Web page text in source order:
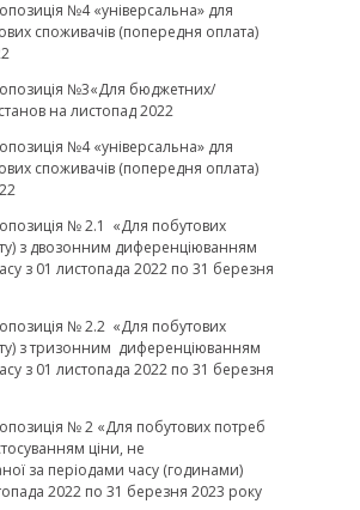
№4 «універсальна» для
споживачів (попередня оплата)
№3«Для бюджетних/
на листопад 2022
№4 «універсальна» для
споживачів (попередня оплата)
№ 2.1 «Для побутових
з двозонним диференціюванням
з 01 листопада 2022 по 31 березня
№ 2.2 «Для побутових
з тризонним диференціюванням
з 01 листопада 2022 по 31 березня
№ 2 «Для побутових потреб
ціни, не
за періодами часу (годинами)
2022 по 31 березня 2023 року